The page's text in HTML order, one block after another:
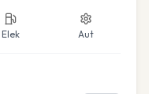
Elek Aut